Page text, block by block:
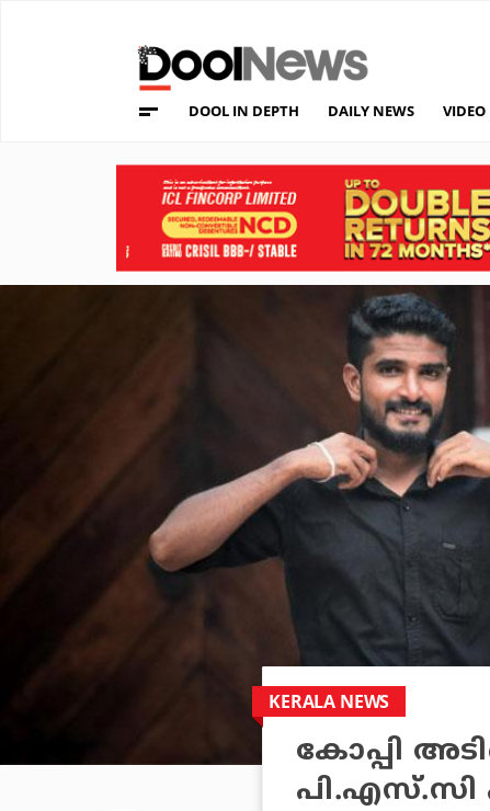
DOOL IN DEPTH DAILY NEWS VIDEO
KERALA NEWS
കോപ്പി
പി.എസ്.സി